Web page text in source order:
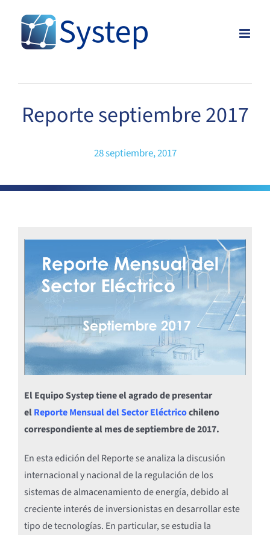
content
Reporte septiembre 2017
28 septiembre, 2017
El Equipo Systep tiene el agrado de presentar
elReporte Mensual del Sector Eléctricochileno
correspondiente al mes de septiembre de 2017.
En esta edición del Reporte se analiza la discusión
internacional y nacional de la regulación de los
sistemas de almacenamiento de energía, debido al
creciente interés de inversionistas en desarrollar este
tipo de tecnologías. En particular, se estudia la